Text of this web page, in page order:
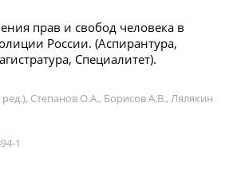
прав и свобод человека в
России. (Аспирантура,
Специалитет).
Степанов О.А., Борисов А.В., Лялякин
1